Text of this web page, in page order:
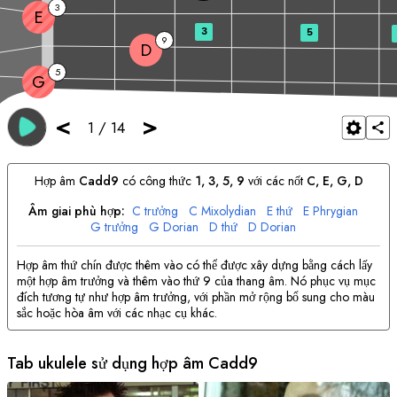
< 1 / 14 >
G 5
D 9
E 3
3 5
Hợp âm Cadd9 có công thức 1, 3, 5, 9 với các nốt C, E, G, D
Âm giai phù hợp: C trưởng C Mixolydian E thứ E Phrygian
G trưởng G Dorian D thứ D Dorian
Hợp âm thứ chín được thêm vào có thể được xây dựng bằng cách lấy
một hợp âm trưởng và thêm vào thứ 9 của thang âm. Nó phục vụ mục
đích tương tự như hợp âm trưởng, với phần mở rộng bổ sung cho màu
sắc hoặc hòa âm với các nhạc cụ khác.
Tab ukulele sử dụng hợp âm Cadd9